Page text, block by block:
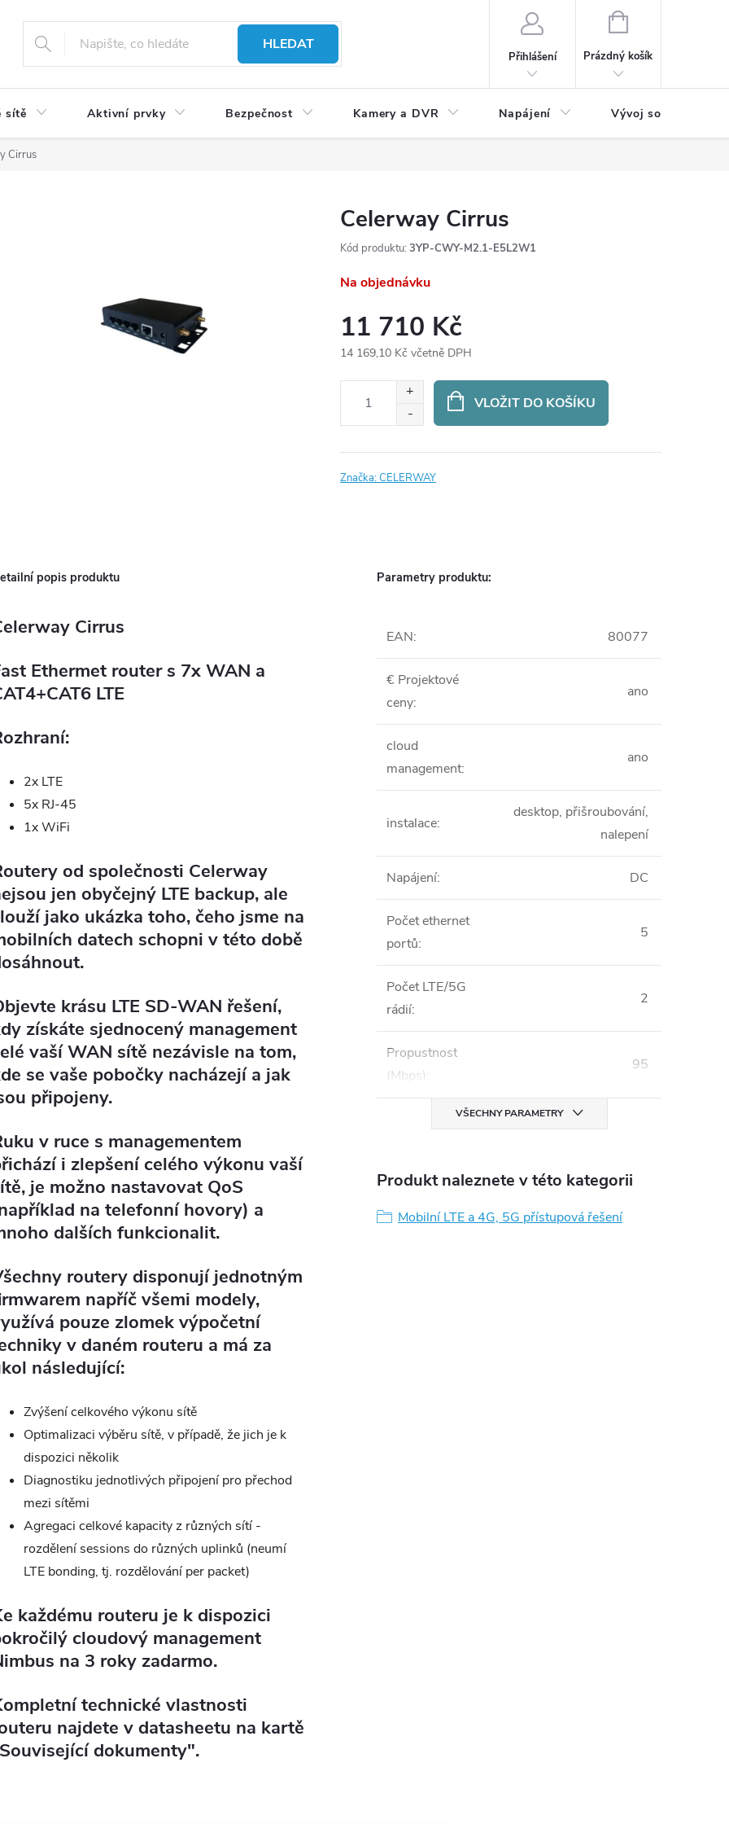
HLEDAT
Přihlášení
NÁKUPNÍ
Prázdný košík
sítě Aktivní prvky Bezpečnost Kamery a DVR Napájení Vývoj software
Cirrus
Celerway Cirrus
Kód produktu: 3YP-CWY-M2.1-E5L2W1
Na objednávku
11 710 Kč
14 169,10 Kč včetně DPH
VLOŽIT DO KOŠÍKU
Značka:CELERWAY
popis produktu
Cirrus
Ethermet router s 7x WAN a
LTE
2x LTE
5x RJ-45
1x WiFi
od společnosti Celerway
jen obyčejný LTE backup, ale
jako ukázka toho, čeho jsme na
datech schopni v této době
krásu LTE SD-WAN řešení,
získáte sjednocený management
vaší WAN sítě nezávisle na tom,
se vaše pobočky nacházejí a jak
připojeny.
v ruce s managementem
i zlepšení celého výkonu vaší
je možno nastavovat QoS
na telefonní hovory) a
dalších funkcionalit.
routery disponují jednotným
napříč všemi modely,
pouze zlomek výpočetní
v daném routeru a má za
následující:
Zvýšení celkového výkonu sítě
Optimalizaci výběru sítě, v případě, že jich je k
dispozici několik
Diagnostiku jednotlivých připojení pro přechod
mezi sítěmi
Agregaci celkové kapacity z různých sítí -
rozdělení sessions do různých uplinků (neumí
LTE bonding, tj. rozdělování per packet)
každému routeru je k dispozici
cloudový management
na 3 roky zadarmo.
technické vlastnosti
najdete v datasheetu na kartě
dokumenty".
Parametry produktu:
EAN: 80077
€ Projektové
ceny:
ano
cloud
management:
ano
instalace:
desktop, přišroubování,
nalepení
Napájení: DC
Počet ethernet
portů:
5
Počet LTE/5G
rádií:
2
Propustnost
(Mbps):
95
VŠECHNY PARAMETRY
Produkt naleznete v této kategorii
Mobilní LTE a 4G, 5G přístupová řešení